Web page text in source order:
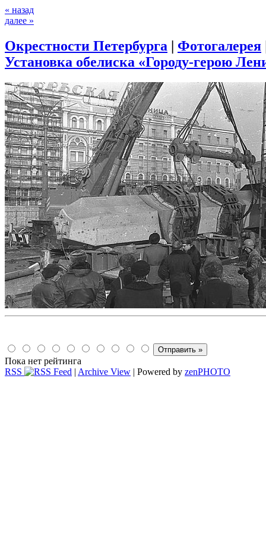
« назад
далее »
Окрестности Петербурга | Фотогалерея
Установка обелиска «Городу-герою
Пока нет рейтинга
RSS
| Archive View | Powered by zenPHOTO